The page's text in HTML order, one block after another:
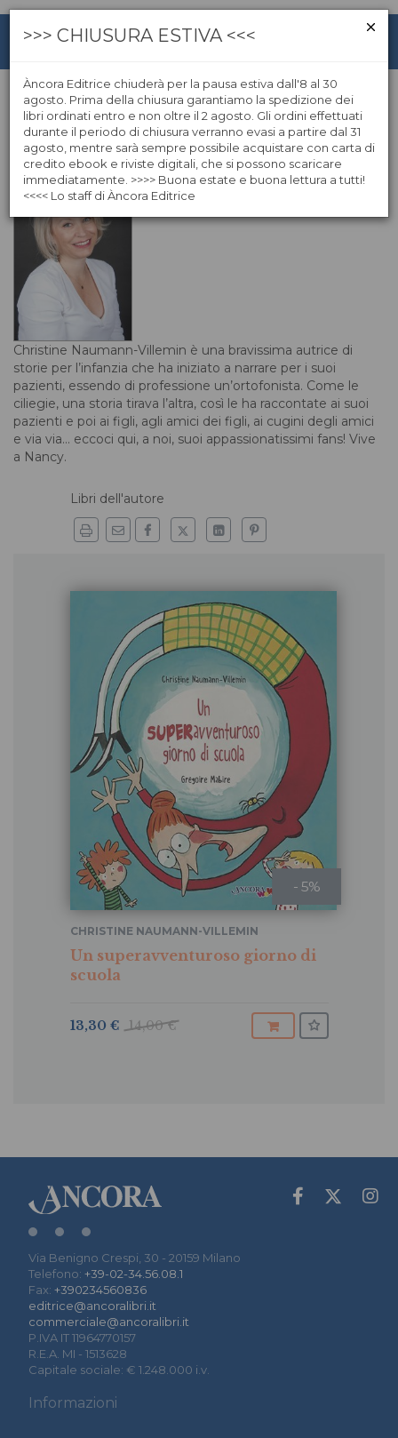
Christine Naumann-Villemin
Christine Naumann-Villemin è una bravissima autrice di
storie per l’infanzia che ha iniziato a narrare per i suoi
pazienti, essendo di professione un’ortofonista. Come le
ciliegie, una storia tirava l’altra, così le ha raccontate ai suoi
pazienti e poi ai figli, agli amici dei figli, ai cugini degli amici
e via via... eccoci qui, a noi, suoi appassionatissimi fans! Vive
a Nancy.
Libri dell'autore
- 5%
Un superavventuroso giorno di
scuola
CHRISTINE NAUMANN-VILLEMIN
14,00 €
13,30 €
Via Benigno Crespi, 30 - 20159 Milano
Telefono: +39-02-34.56.08.1
Fax: +390234560836
editrice@ancoralibri.it
commerciale@ancoralibri.it
P.IVA IT 11964770157
R.E.A. MI - 1513628
Capitale sociale: € 1.248.000 i.v.
Informazioni
>>> CHIUSURA ESTIVA <<<
Àncora Editrice chiuderà per la pausa estiva dall'8 al 30
agosto. Prima della chiusura garantiamo la spedizione dei
libri ordinati entro e non oltre il 2 agosto. Gli ordini effettuati
durante il periodo di chiusura verranno evasi a partire dal 31
agosto, mentre sarà sempre possibile acquistare con carta di
credito ebook e riviste digitali, che si possono scaricare
immediatamente. >>>> Buona estate e buona lettura a tutti!
<<<< Lo staff di Àncora Editrice